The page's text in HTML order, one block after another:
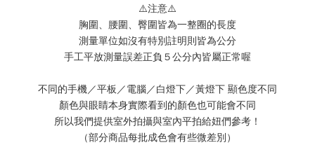
⚠️注意⚠️
胸圍、腰圍、臀圍皆為一整圈的長度
測量單位如沒有特別註明則皆為公分
手工平放測量誤差正負５公分內皆屬正常喔
不同的手機／平板／電腦／白燈下／黃燈下 顯色度不同
顏色與眼睛本身實際看到的顏色也可能會不同
所以我們提供室外拍攝與室內平拍給妞們參考！
（部分商品每批成色會有些微差別）